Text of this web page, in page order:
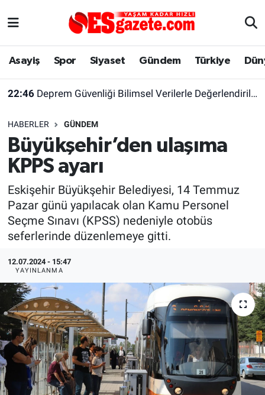
Asayiş Spor Siyaset Gündem Türkiye
22:46 Deprem Güvenliği Bilimsel Verilerle Değerlendirilmeli
HABERLER GÜNDEM
Büyükşehir’den ulaşıma
KPPS ayarı
Eskişehir Büyükşehir Belediyesi, 14 Temmuz
Pazar günü yapılacak olan Kamu Personel
Seçme Sınavı (KPSS) nedeniyle otobüs
seferlerinde düzenlemeye gitti.
12.07.2024 - 15:47
YAYINLANMA
Asayiş
Gündem
Türkiye
Dünya
Sağlık
Alış-Veriş/İş dünyası
Yaşam
Eskişehirspor Arşivi
Eskişehir Arşivi
Röportaj
Ekonomi
Kültür Sanat
Politika
Bilecik
Kütahya
Gezi
Eskişehir Nöbetçi Eczaneler
Süper Lig Puan Durumu ve Fikstür
Tüm Manşetler
Son Dakika Haberleri
Haber Arşivi